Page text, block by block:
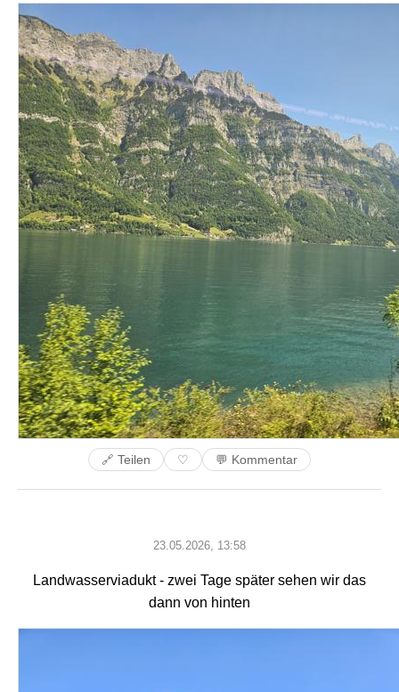
🔗 Teilen ♡ 💬 Kommentar
23.05.2026, 13:58
Landwasserviadukt - zwei Tage später sehen wir das
dann von hinten